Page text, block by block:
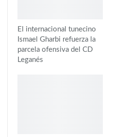
El internacional tunecino
Ismael Gharbi refuerza la
parcela ofensiva del CD
Leganés